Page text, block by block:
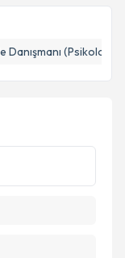
Danışmanı (Psikolog)
ile
belirtilen